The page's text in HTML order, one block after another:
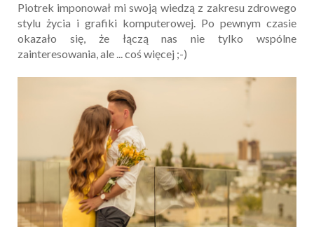
Piotrek imponował mi swoją wiedzą z zakresu zdrowego
stylu życia i grafiki komputerowej. Po pewnym czasie
okazało się, że łączą nas nie tylko wspólne
zainteresowania, ale ... coś więcej ;-)